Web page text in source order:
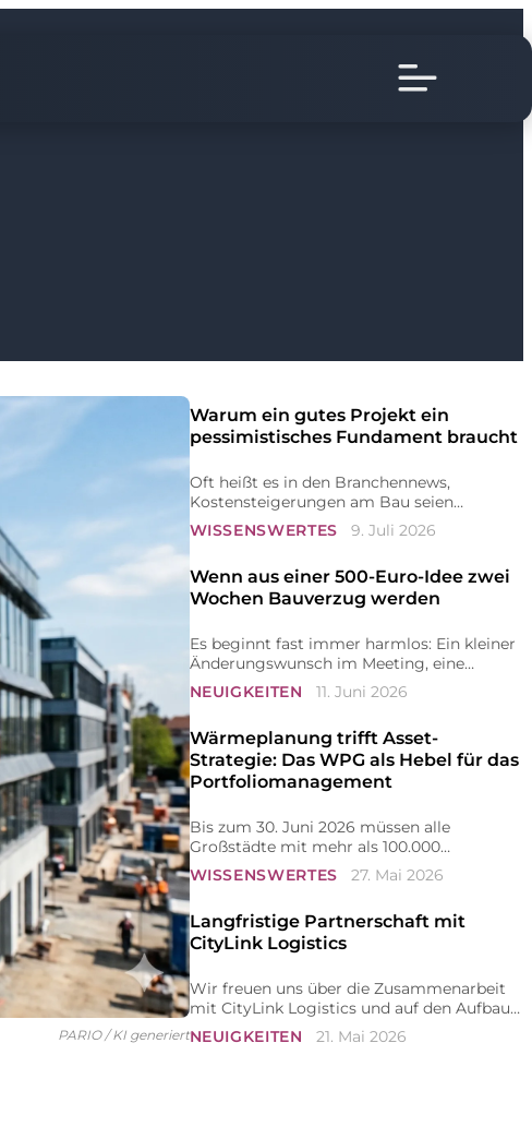
PARIO / KI generiert
Warum ein gutes Projekt ein
pessimistisches Fundament braucht
Oft heißt es in den Branchennews,
Kostensteigerungen am Bau seien
unvermeidbar. Wir sehen das anders. Wenn
das Budget kippt, liegt es meist an zu viel
Optimismus in der frühen Planungsphase.
WISSENSWERTES 9. Juli 2026
Wenn aus einer 500-Euro-Idee zwei
Wochen Bauverzug werden
Es beginnt fast immer harmlos: Ein kleiner
Änderungswunsch im Meeting, eine
minimale Verschiebung einer Trennwand,
eine zusätzliche Steckdose oder ein
vermeintlich besseres Material für die
Fassade.
NEUIGKEITEN 11. Juni 2026
Wärmeplanung trifft Asset-
Strategie: Das WPG als Hebel für das
Portfoliomanagement
Bis zum 30. Juni 2026 müssen alle
Großstädte mit mehr als 100.000
Einwohnern ihre kommunalen
Wärmepläne vorlegen (§ 4 WPG). Städte
unter dieser Schwelle folgen bis zum 30.
Juni 2028...
WISSENSWERTES 27. Mai 2026
Langfristige Partnerschaft mit
CityLink Logistics
Wir freuen uns über die Zusammenarbeit
mit CityLink Logistics und auf den Aufbau
einer langfristigen Partnerschaft.
NEUIGKEITEN 21. Mai 2026